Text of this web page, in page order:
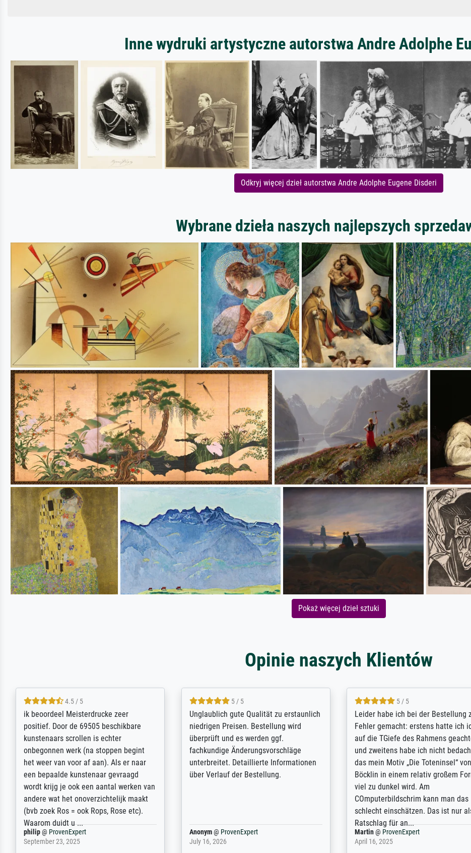
Inne wydruki artystyczne autorstwa Andre Adolphe
Odkryj więcej dzieł autorstwa Andre Adolphe Eugene Disderi
Wybrane dzieła naszych najlepszych
Pokaż więcej dzieł sztuki
Opinie naszych Klientów
5 / 5
Die Zufriedenheit ist auch nicht dadurch
getrübt, dass das Bild entgegen einer
angegebenen Lieferanschrift (sollte
eine Überraschung für die normannische
Ehefrau sein zum Hochzeits- gleichzeitig
auch Geburtstag sein) doch nach zu
Hause zugestellt wurde.
Jürgen@ProvenExpert
April 22, 2026
5 / 5
Excellent / Highly recommended. The
selection, ordering and payment process
were easy, shipping was efficient and
the item itself exceeds expectations. I
am based in the UK and found the site
searching for a specific print - I am very
SJL@ProvenExpert
December 2, 2025
5 / 5
The team at Meisterdrucke strives
meet its clients demands, and
expert advice on how to obtain the
results for the prints requested by
client. The company has a vast
repertoire of prints to choose from,
will provide excellent service also
regards to prints which are not in
repertoire. Highly recommended!
Anonym@ProvenExpert
April 22, 2026